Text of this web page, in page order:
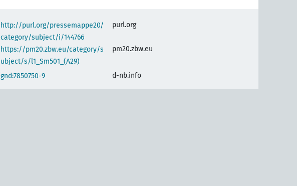
http://purl.org/pressemappe20/
category/subject/i/144766
purl.org
https://pm20.zbw.eu/category/s
ubject/s/l1_Sm501_(A29)
pm20.zbw.eu
gnd:7850750-9 d-nb.info